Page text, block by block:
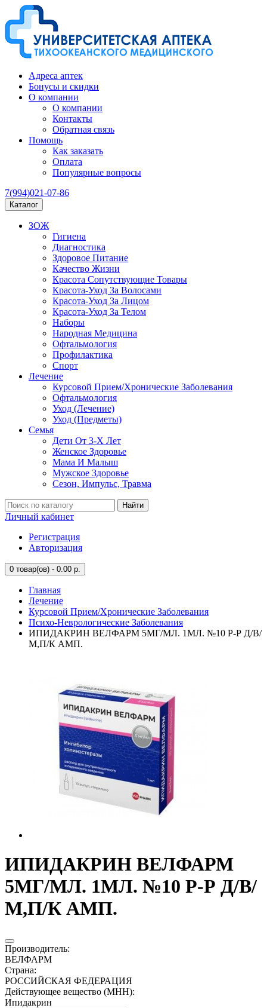
Адреса аптек
Бонусы и скидки
О компании
О компании
Контакты
Обратная связь
Помощь
Как заказать
Оплата
Популярные вопросы
7(994)021-07-86
Каталог
ЗОЖ
Гигиена
Диагностика
Здоровое Питание
Качество Жизни
Красота Сопутствующие Товары
Красота-Уход За Волосами
Красота-Уход За Лицом
Красота-Уход За Телом
Наборы
Народная Медицина
Офтальмология
Профилактика
Спорт
Лечение
Курсовой Прием/Хронические Заболевания
Офтальмология
Уход (Лечение)
Уход (Предметы)
Семья
Дети От 3-Х Лет
Женское Здоровье
Мама И Малыш
Мужское Здоровье
Сезон, Импульс, Травма
Найти
Личный кабинет
Регистрация
Авторизация
0 товар(ов) - 0.00 р.
Главная
Лечение
Курсовой Прием/Хронические Заболевания
Психо-Неврологические Заболевания
ИПИДАКРИН ВЕЛФАРМ 5МГ/МЛ. 1МЛ. №10 Р-Р Д/В/
М,П/К АМП.
ИПИДАКРИН ВЕЛФАРМ
5МГ/МЛ. 1МЛ. №10 Р-Р Д/В/
М,П/К АМП.
Производитель:
ВЕЛФАРМ
Страна:
РОССИЙСКАЯ ФЕДЕРАЦИЯ
Действующее вещество (МНН):
Ипидакрин